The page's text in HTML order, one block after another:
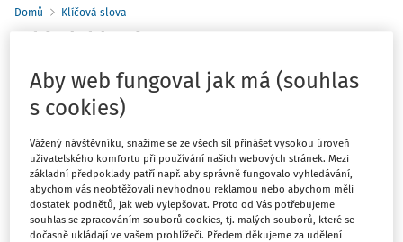
Domů Klíčová slova
Whistleblowing - strana 1
Sledovat klíčové slovo
Filtr
Počet vyhledaných dokumentů:3
Řadit podle: Nejnovější Nejstarší
Aby web fungoval jak má (souhlas
s cookies)
Vážený návštěvníku, snažíme se ze všech sil přinášet vysokou úroveň
uživatelského komfortu při používání našich webových stránek. Mezi
základní předpoklady patří např. aby správně fungovalo vyhledávání,
abychom vás neobtěžovali nevhodnou reklamou nebo abychom měli
dostatek podnětů, jak web vylepšovat. Proto od Vás potřebujeme
souhlas se zpracováním souborů cookies, tj. malých souborů, které se
dočasně ukládají ve vašem prohlížeči. Předem děkujeme za udělení